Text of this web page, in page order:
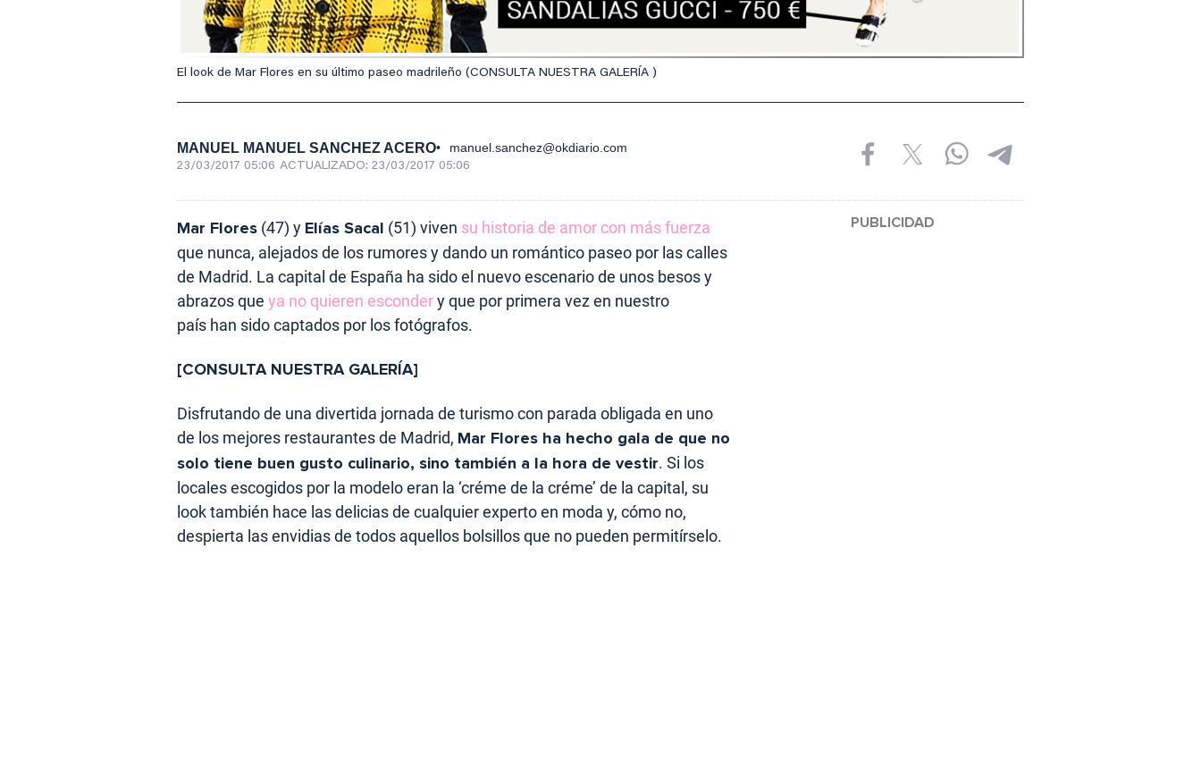
El look de Mar Flores en su último paseo madrileño (CONSULTA NUESTRA GALERÍA )
MANUEL MANUEL SANCHEZ ACERO manuel.sanchez@okdiario.com
23/03/2017 05:06 ACTUALIZADO: 23/03/2017 05:06
Mar Flores (47) y Elías Sacal (51) viven su historia de amor con más fuerza
que nunca, alejados de los rumores y dando un romántico paseo por las calles
de Madrid. La capital de España ha sido el nuevo escenario de unos besos y
abrazos que ya no quieren escondery que por primera vez en nuestro
país han sido captados por los fotógrafos.
[CONSULTA NUESTRA GALERÍA]
Disfrutando de una divertida jornada de turismo con parada obligada en uno
de los mejores restaurantes de Madrid, Mar Flores ha hecho gala de que no
solo tiene buen gusto culinario, sino también a la hora de vestir. Si los
locales escogidos por la modelo eran la ‘créme de la créme’ de la capital, su
look también hace las delicias de cualquier experto en moda y, cómo no,
despierta las envidias de todos aquellos bolsillos que no pueden permitírselo.